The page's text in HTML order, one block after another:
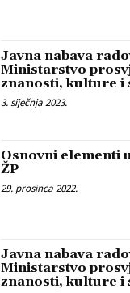
Javna nabava
Ministarstvo
znanosti, kulture i
3. siječnja 2023.
Osnovni elementi
ŽP
29. prosinca 2022.
Javna nabava
Ministarstvo
znanosti, kulture i